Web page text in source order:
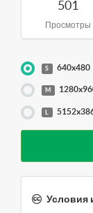
501
Просмотры
S 640x480
M
Условия